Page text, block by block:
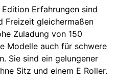
Erfahrungen sind
Freizeit gleichermaßen
Zuladung von 150
Modelle auch für schwere
Sie sind ein gelungener
Sitz und einem E Roller.